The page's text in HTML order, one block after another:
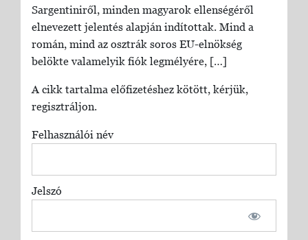
Sargentiniről, minden magyarok ellenségéről
elnevezett jelentés alapján indítottak. Mind a
román, mind az osztrák soros EU-elnökség
belökte valamelyik fiók legmélyére, […]
A cikk tartalma előfizetéshez kötött, kérjük,
regisztráljon.
Felhasználói név
Jelszó